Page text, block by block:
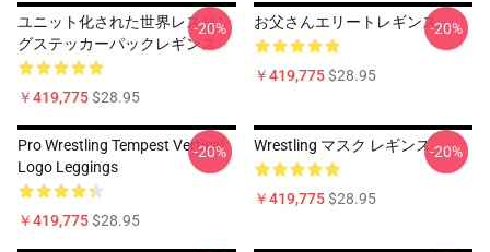
ユニット化された世界レスリン
グステッカーパックレギンス
￥419,775$28.95
-20% お父さんエリートレギンス
￥419,775$28.95
-20%
Pro Wrestling Tempest Vertical
Logo Leggings
￥419,775$28.95
-20% Wrestling マスク レギンス
￥419,775$28.95
-20%